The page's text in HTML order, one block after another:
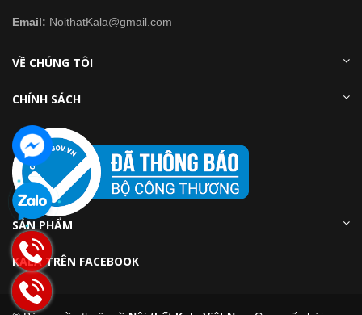
Email: NoithatKala@gmail.com
VỀ CHÚNG TÔI
CHÍNH SÁCH
SẢN PHẨM
KALA TRÊN FACEBOOK